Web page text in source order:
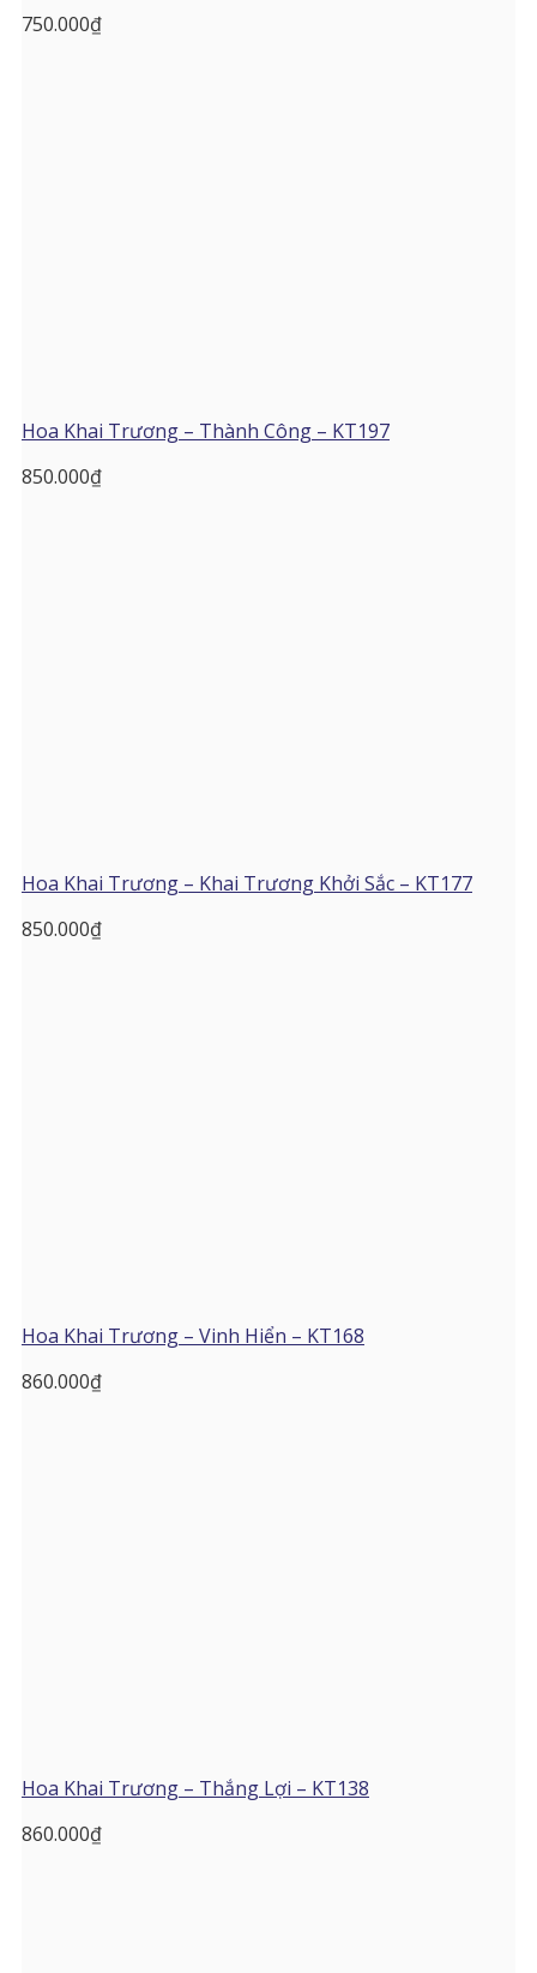
750.000₫
Hoa Khai Trương – Thành Công – KT197
850.000₫
Hoa Khai Trương – Khai Trương Khởi Sắc – KT177
850.000₫
Hoa Khai Trương – Vinh Hiển – KT168
860.000₫
Hoa Khai Trương – Thắng Lợi – KT138
860.000₫